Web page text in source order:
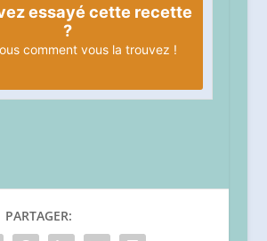
essayé cette recette
?
comment vous la trouvez !
PARTAGER: